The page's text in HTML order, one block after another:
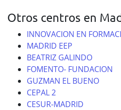
Otros centros en
INNOVACION EN
MADRID EEP
BEATRIZ GALINDO
FOMENTO- FUNDACION
GUZMAN EL BUENO
CEPAL 2
CESUR-MADRID